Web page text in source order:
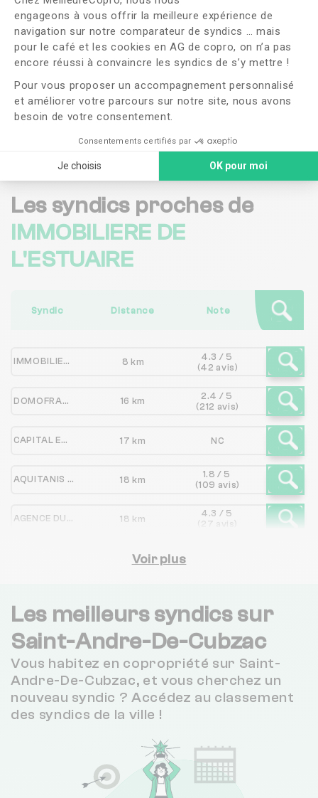
engageons à vous offrir la meilleure expérience de
navigation sur notre comparateur de syndics … mais
pour le café et les cookies en AG de copro, on n’a pas
encore réussi à convaincre les syndics de s’y mettre !
Pour vous proposer un accompagnement personnalisé
et améliorer votre parcours sur notre site, nous avons
besoin de votre consentement.
Consentements certifiés par
Je choisis OK pour moi
Axeptio consent
Souhaitez-vous changer de syndic ?
OUI
confidentialité
Les syndics proches de
IMMOBILIERE DE
L'ESTUAIRE
Syndic Distance Note
IMMOBILIER SAINTE MARIE 8 km
4.3 / 5
(42 avis)
DOMOFRANCE 16 km
2.4 / 5
(212 avis)
CAPITAL ET PATRIMOINE LA PASSERELLE DE L'IMMOBILIER 17 km NC
AQUITANIS OPH DE BORDEAUX METROPOLE 18 km
1.8 / 5
(109 avis)
AGENCE DU LAC-BORDEAUX 18 km
4.3 / 5
(27 avis)
18 km
Voir plus
Les meilleurs syndics sur
Saint-Andre-De-Cubzac
Vous habitez en copropriété sur Saint-
Andre-De-Cubzac, et vous cherchez un
nouveau syndic ? Accédez au classement
des syndics de la ville !